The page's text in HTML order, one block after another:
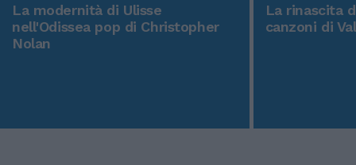
La modernità di Ulisse
nell'Odissea pop di Christopher
Nolan
La rinascita
canzoni di